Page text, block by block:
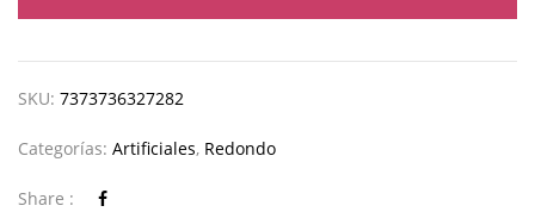
SKU: 7373736327282
Categorías: Artificiales, Redondo
Share :